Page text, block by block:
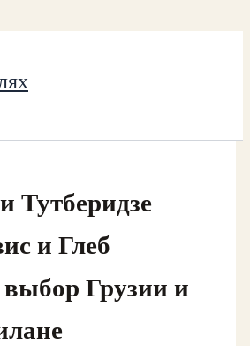
Тутберидзе
и Глеб
Грузии и